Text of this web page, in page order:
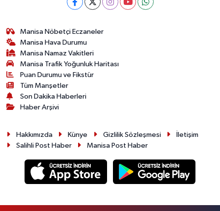
Manisa Nöbetçi Eczaneler
Manisa Hava Durumu
Manisa Namaz Vakitleri
Manisa Trafik Yoğunluk Haritası
Puan Durumu ve Fikstür
Tüm Manşetler
Son Dakika Haberleri
Haber Arşivi
Hakkımızda Künye Gizlilik Sözleşmesi
İletişim
Salihli Post Haber
Manisa Post Haber